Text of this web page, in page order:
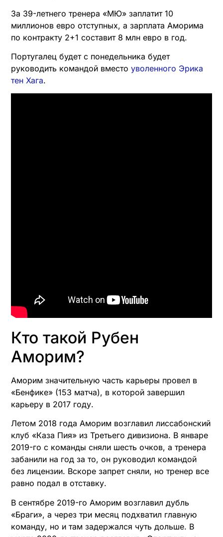
За 39-летнего тренера «МЮ» заплатит 10
миллионов евро отступных, а зарплата Аморима
по контракту 2+1 составит 8 млн евро в год.
Португалец будет с понедельника будет
руководить командой вместо уволенного Эрика
тен Хага.
Кто такой Рубен
Аморим?
Аморим значительную часть карьеры провел в
«Бенфике» (153 матча), в которой завершил
карьеру в 2017 году.
Летом 2018 года Аморим возглавил лиссабонский
клуб «Каза Пия» из Третьего дивизиона. В январе
2019-го с команды сняли шесть очков, а тренера
забанили на год за то, он руководил командой
без лицензии. Вскоре запрет сняли, но тренер все
равно подал в отставку.
В сентябре 2019-го Аморим возглавил дубль
«Браги», а через три месяц подхватил главную
команду, но и там задержался чуть дольше. В